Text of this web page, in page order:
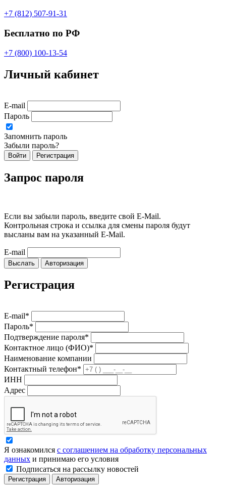
+7 (812) 507-91-31
Бесплатно по РФ
+7 (800) 100-13-54
Личный кабинет
E-mail
Пароль
Запомнить пароль
Забыли пароль?
Войти Регистрация
Запрос пароля
Если вы забыли пароль, введите свой E-Mail.
Контрольная строка и ссылка для смены пароля будут
высланы вам на указанный E-Mail.
E-mail
Выслать Авторизация
Регистрация
E-mail*
Пароль*
Подтверждение пароля*
Контактное лицо (ФИО)*
Наименование компании
Контактный телефон*
ИНН
Адрес
Я ознакомился с соглашением на обработку персональных
данных и принимаю его условия
Подписаться на рассылку новостей
Регистрация Авторизация